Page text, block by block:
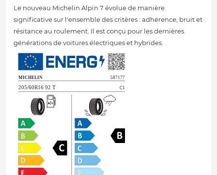
Le nouveau Michelin Alpin 7 évolue de manière
significative sur l'ensemble des critères : adhérence, bruit et
résitance au roulement. Il est conçu pour les dernières
générations de voitures électriques et hybrides.